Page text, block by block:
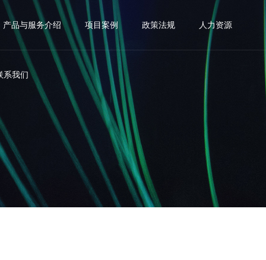
产品与服务介绍 项目案例 政策法规 人力资源
系我们